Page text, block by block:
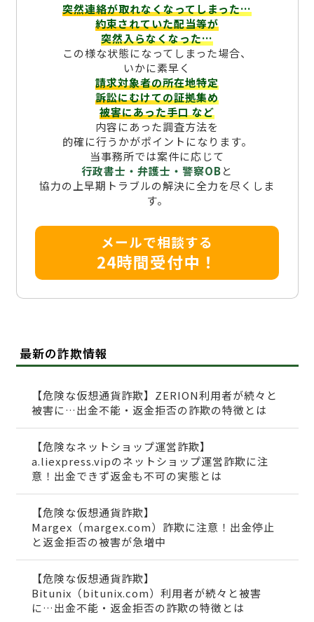
突然連絡が取れなくなってしまった…
約束されていた配当等が
突然入らなくなった…
この様な状態になってしまった場合、
いかに素早く
請求対象者の所在地特定
訴訟にむけての証拠集め
被害にあった手口など
内容にあった調査方法を
的確に行うかがポイントになります。
当事務所では案件に応じて
行政書士・弁護士・警察OBと
協力の上早期トラブルの解決に全力を尽くしま
す。
メールで相談する
24時間受付中！
最新の詐欺情報
【危険な仮想通貨詐欺】ZERION利用者が続々と
被害に…出金不能・返金拒否の詐欺の特徴とは
【危険なネットショップ運営詐欺】
a.liexpress.vipのネットショップ運営詐欺に注
意！出金できず返金も不可の実態とは
【危険な仮想通貨詐欺】
Margex（margex.com）詐欺に注意！出金停止
と返金拒否の被害が急増中
【危険な仮想通貨詐欺】
Bitunix（bitunix.com）利用者が続々と被害
に…出金不能・返金拒否の詐欺の特徴とは